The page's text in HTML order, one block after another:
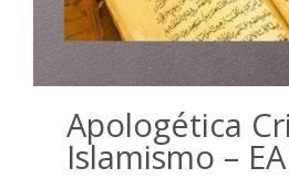
Apologética
Islamismo –